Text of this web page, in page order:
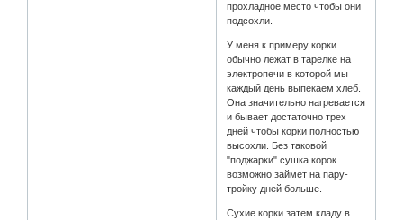
прохладное место чтобы они
подсохли.
У меня к примеру корки
обычно лежат в тарелке на
электропечи в которой мы
каждый день выпекаем хлеб.
Она значительно нагревается
и бывает достаточно трех
дней чтобы корки полностью
высохли. Без таковой
"поджарки" сушка корок
возможно займет на пару-
тройку дней больше.
Сухие корки затем кладу в